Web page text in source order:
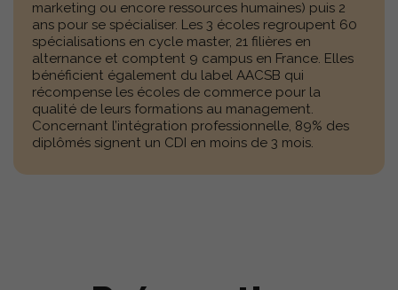
CONTACTPRESSE
marketing ou encore ressources humaines) puis 2
ans pour se spécialiser. Les 3 écoles regroupent 60
spécialisations en cycle master, 21 filières en
alternance et comptent 9 campus en France. Elles
bénéficient également du label AACSB qui
récompense les écoles de commerce pour la
qualité de leurs formations au management.
Concernant l’intégration professionnelle, 89% des
diplômés signent un CDI en moins de 3 mois.